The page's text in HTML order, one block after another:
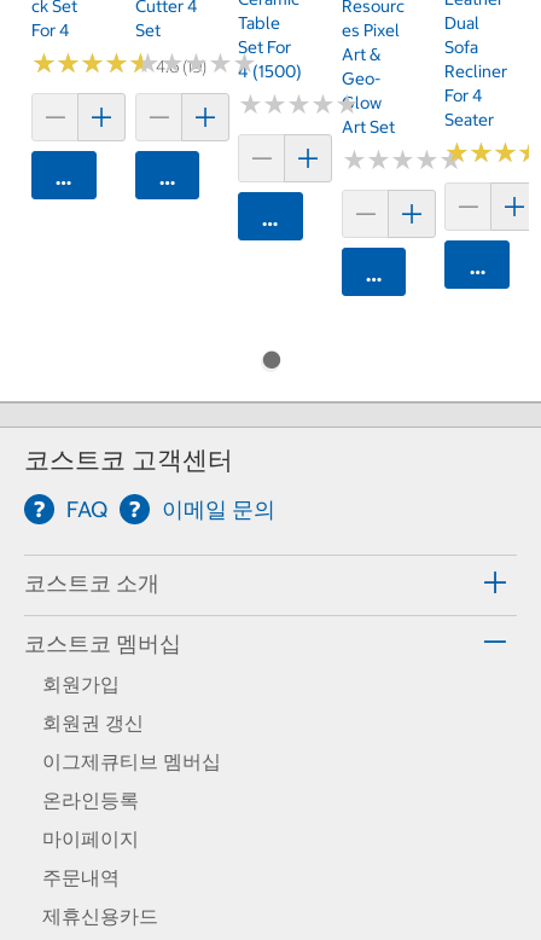
Ck Set
For 4
★★★★★
★★★★★4.6 (19)
카트에 담기
Cutter 4
Set
★★★★★
★★★★★
카트에 담기
Table
Set For
4 (1500)
★★★★★
★★★★★
카트에 담기
Resourc
Es Pixel
Art &
Geo-
Glow
Art Set
★★★★★
★★★★★
카트에 담기
Dual
Sofa
Recliner
For 4
Seater
★★★
★★★
카트에
코스트코 고객센터
FAQ 이메일 문의
코스트코 소개
코스트코 멤버십
회원가입
회원권 갱신
이그제큐티브 멤버십
온라인등록
마이페이지
주문내역
제휴신용카드